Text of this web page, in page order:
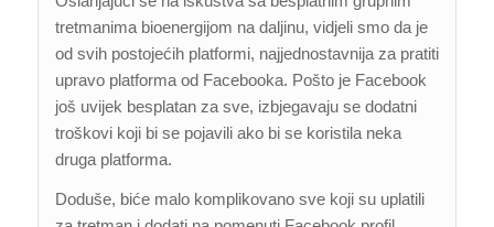
tretmanima bioenergijom na daljinu, vidjeli smo da je
od svih postojećih platformi, najjednostavnija za pratiti
upravo platforma od Facebooka. Pošto je Facebook
još uvijek besplatan za sve, izbjegavaju se dodatni
troškovi koji bi se pojavili ako bi se koristila neka
druga platforma.
Doduše, biće malo komplikovano sve koji su uplatili